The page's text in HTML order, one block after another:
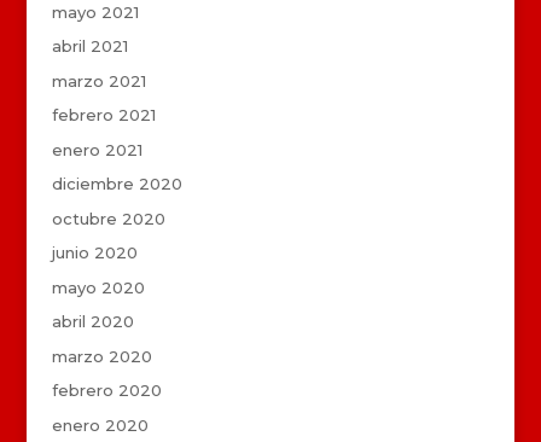
mayo 2021
abril 2021
marzo 2021
febrero 2021
enero 2021
diciembre 2020
octubre 2020
junio 2020
mayo 2020
abril 2020
marzo 2020
febrero 2020
enero 2020